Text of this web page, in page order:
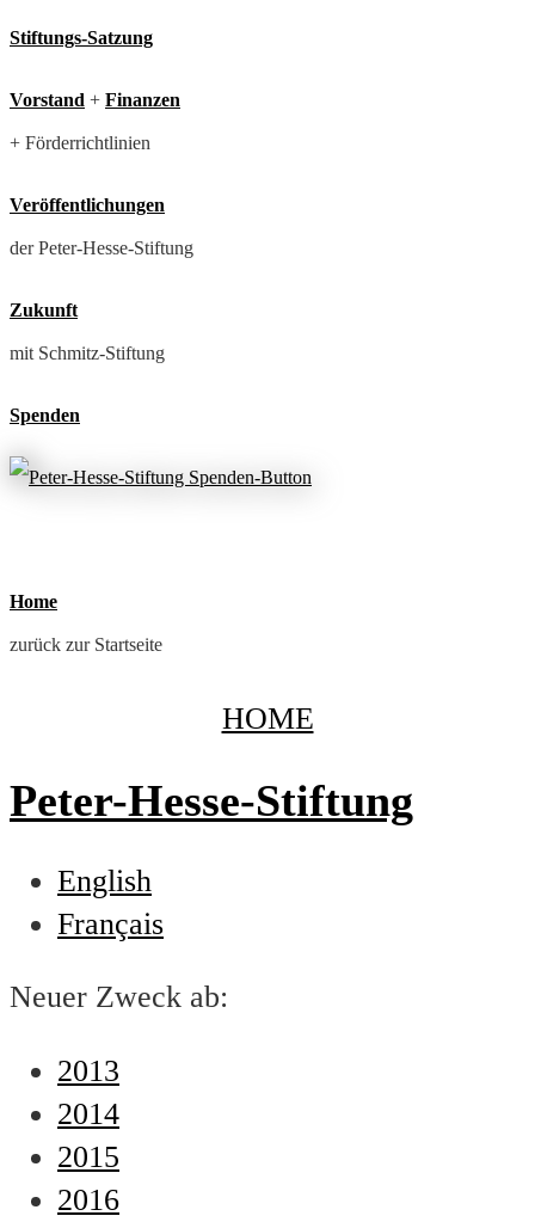
Stiftungs-Satzung
Vorstand + Finanzen
+ Förderrichtlinien
Veröffentlichungen
der Peter-Hesse-Stiftung
Zukunft
mit Schmitz-Stiftung
Spenden
Home
zurück zur Startseite
HOME
Peter-Hesse-Stiftung
English
Français
Neuer Zweck ab:
2013
2014
2015
2016